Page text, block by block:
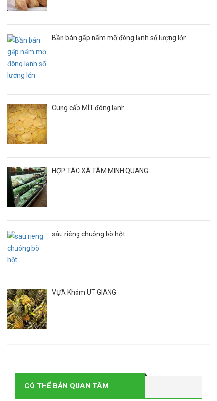
Bần bán gấp nấm mỡ đông lạnh số lượng lớn
Cung cấp MÍT đông lạnh
HỢP TÁC XÃ TÂM MINH QUANG
sâu riêng chuông bò hột
VỰA Khóm ÚT GIANG
CÓ THỂ BẢN QUAN TÂM